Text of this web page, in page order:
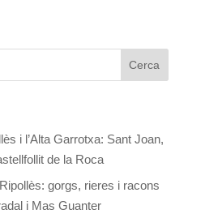
i l’Alta Garrotxa: Sant Joan,
de la Roca
gorgs, rieres i racons
i Mas Guanter